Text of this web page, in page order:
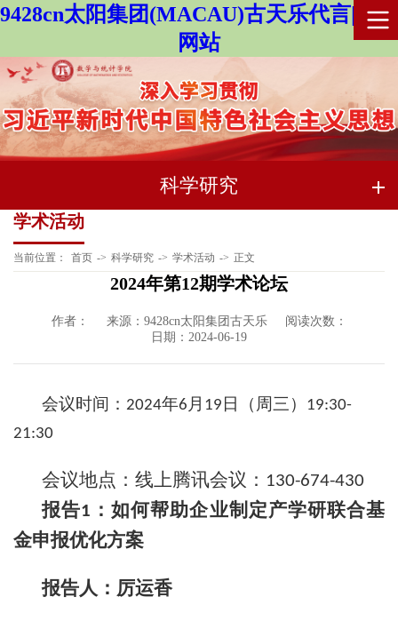
9428cn太阳集团(MACAU)古天乐代言|官方
网站
科学研究
学术活动
当前位置： 首页 -> 科学研究 -> 学术活动 -> 正文
2024年第12期学术论坛
作者： 来源：9428cn太阳集团古天乐
阅读次数：
日期：2024-06-19
会议时间： 2024年6 月 19 日（周三）
19:30-
21:30
会议地点：线上腾讯会议： 130-674-430
报告1 ：如何帮助企业制定产学研联合基
金申报优化方案
报告人： 厉运香